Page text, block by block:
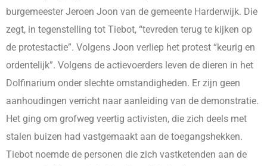
burgemeester Jeroen Joon van de gemeente Harderwijk. Die
zegt, in tegenstelling tot Tiebot, “tevreden terug te kijken op
de protestactie”. Volgens Joon verliep het protest “keurig en
ordentelijk”. Volgens de actievoerders leven de dieren in het
Dolfinarium onder slechte omstandigheden. Er zijn geen
aanhoudingen verricht naar aanleiding van de demonstratie.
Het ging om grofweg veertig activisten, die zich deels met
stalen buizen had vastgemaakt aan de toegangshekken.
Tiebot noemde de personen die zich vastketenden aan de